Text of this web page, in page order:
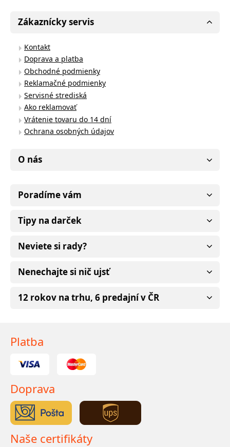
Zákaznícky servis
Kontakt
Doprava a platba
Obchodné podmienky
Reklamačné podmienky
Servisné strediská
Ako reklamovať
Vrátenie tovaru do 14 dní
Ochrana osobných údajov
O nás
Poradíme vám
Tipy na darček
Neviete si rady?
Nenechajte si nič ujsť
12 rokov na trhu, 6 predajní v ČR
Platba
Doprava
Naše certifikáty